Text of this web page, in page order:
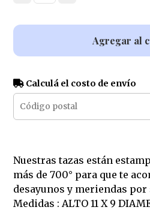
Agregar al
Calculá el costo de envío
Nuestras tazas están
más de 700° para que te
desayunos y meriendas
Medidas : ALTO 11 X 9